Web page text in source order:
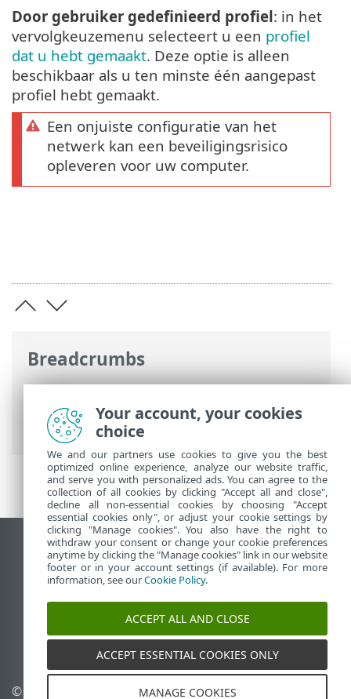
Breadcrumbs
Online-Help van ESET>ESET Smart
Security Premium>Aan de slag>
Netwerkbeveiliging configureren
Door gebruiker gedefinieerd profiel: in het
vervolgkeuzemenu selecteert u een profiel
dat u hebt gemaakt. Deze optie is alleen
beschikbaar als u ten minste één aangepast
profiel hebt gemaakt.
Een onjuiste configuratie van het
netwerk kan een beveiligingsrisico
opleveren voor uw computer.
Bureaubladwebsite weergeven
End of Life
ESET Kennisbank
ESET-forum
ESET Status Portal
Regionale ondersteuning
© 1992 - 2025 ESET, spol. s
Your account, your cookies
choice
We and our partners use cookies to give you the best
optimized online experience, analyze our website traffic,
and serve you with personalized ads. You can agree to the
collection of all cookies by clicking "Accept all and close",
decline all non-essential cookies by choosing "Accept
essential cookies only", or adjust your cookie settings by
clicking "Manage cookies". You also have the right to
withdraw your consent or change your cookie preferences
anytime by clicking the "Manage cookies" link in our website
footer or in your account settings (if available). For more
information, see ourCookie Policy.
ACCEPT ALL AND CLOSE
ACCEPT ESSENTIAL COOKIES ONLY
MANAGE COOKIES